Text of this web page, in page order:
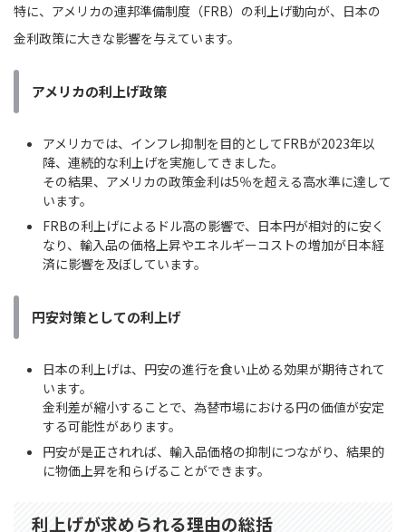
特に、アメリカの連邦準備制度（FRB）の利上げ動向が、日本の
金利政策に大きな影響を与えています。
アメリカの利上げ政策
アメリカでは、インフレ抑制を目的としてFRBが2023年以
降、連続的な利上げを実施してきました。
その結果、アメリカの政策金利は5％を超える高水準に達して
います。
FRBの利上げによるドル高の影響で、日本円が相対的に安く
なり、輸入品の価格上昇やエネルギーコストの増加が日本経
済に影響を及ぼしています。
円安対策としての利上げ
日本の利上げは、円安の進行を食い止める効果が期待されて
います。
金利差が縮小することで、為替市場における円の価値が安定
する可能性があります。
円安が是正されれば、輸入品価格の抑制につながり、結果的
に物価上昇を和らげることができます。
利上げが求められる理由の総括